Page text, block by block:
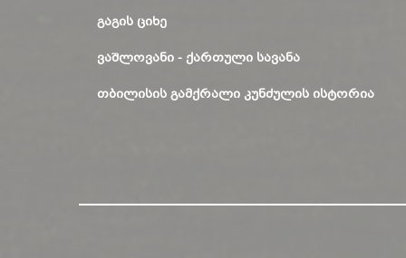
ᲒᲐᲒᲘᲡ ᲪᲘᲮᲔ
ᲕᲐᲨᲚᲝᲕᲐᲜᲘ - ᲥᲐᲠᲗᲣᲚᲘ ᲡᲐᲕᲐᲜᲐ
ᲗᲑᲘᲚᲘᲡᲘᲡ ᲒᲐᲛᲥᲠᲐᲚᲘ ᲙᲣᲜᲫᲣᲚᲘᲡ ᲘᲡᲢᲝᲠᲘᲐ